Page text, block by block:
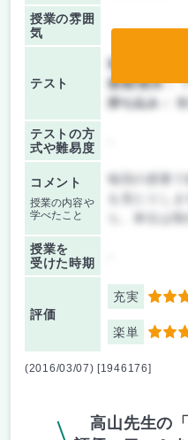
授業の雰囲
気
テスト
前期/中間：
後期/期末：
持ち込み：
テストの方
式や難易度
コメント
授業の内容や
学べたこと
毎回の授業
授業を
受けた時期
評価
充実 3
楽単 3
(2016/03/07) [1946176]
高山先生の